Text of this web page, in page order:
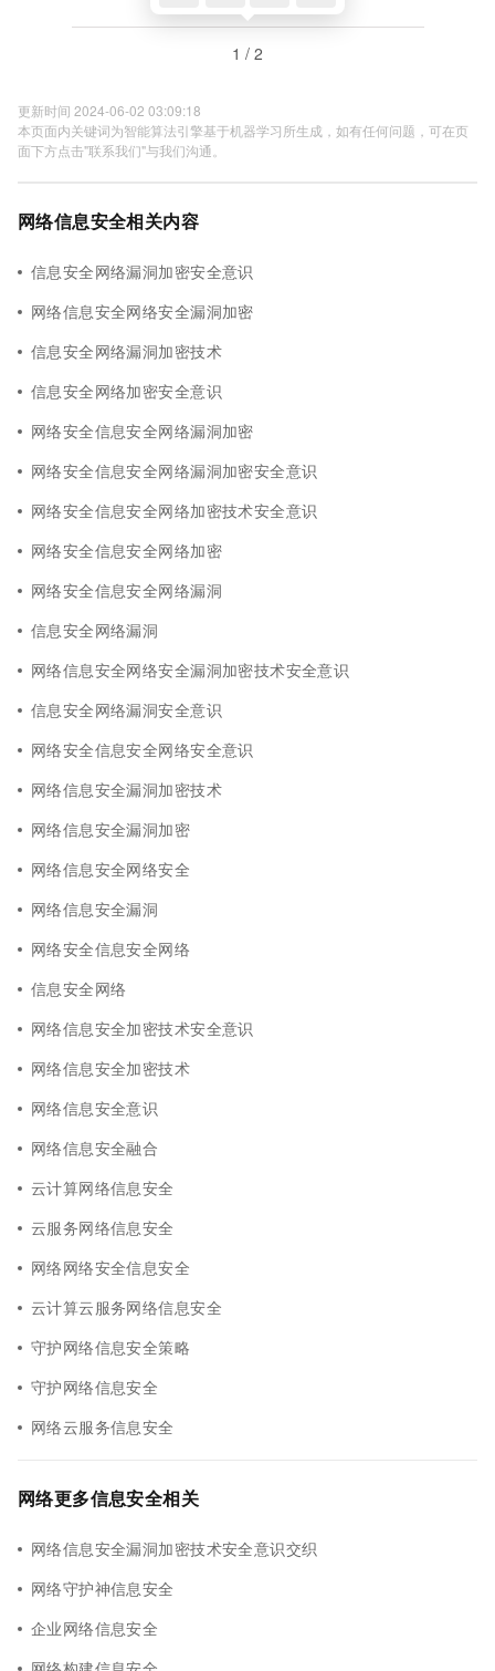
1 / 2
更新时间 2024-06-02 03:09:18
本页面内关键词为智能算法引擎基于机器学习所生成，如有任何问题，可在页
面下方点击"联系我们"与我们沟通。
网络信息安全相关内容
信息安全网络漏洞加密安全意识
网络信息安全网络安全漏洞加密
信息安全网络漏洞加密技术
信息安全网络加密安全意识
网络安全信息安全网络漏洞加密
网络安全信息安全网络漏洞加密安全意识
网络安全信息安全网络加密技术安全意识
网络安全信息安全网络加密
网络安全信息安全网络漏洞
信息安全网络漏洞
网络信息安全网络安全漏洞加密技术安全意识
信息安全网络漏洞安全意识
网络安全信息安全网络安全意识
网络信息安全漏洞加密技术
网络信息安全漏洞加密
网络信息安全网络安全
网络信息安全漏洞
网络安全信息安全网络
信息安全网络
网络信息安全加密技术安全意识
网络信息安全加密技术
网络信息安全意识
网络信息安全融合
云计算网络信息安全
云服务网络信息安全
网络网络安全信息安全
云计算云服务网络信息安全
守护网络信息安全策略
守护网络信息安全
网络云服务信息安全
网络更多信息安全相关
网络信息安全漏洞加密技术安全意识交织
网络守护神信息安全
企业网络信息安全